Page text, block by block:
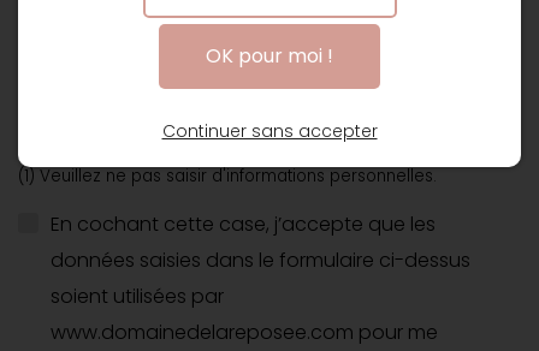
(1) Veuillez ne pas saisir d'informations personnelles.
En cochant cette case, j’accepte que les
données saisies dans le formulaire ci-dessus
soient utilisées par
www.domainedelareposee.com pour me
OK pour moi !
Continuer sans accepter